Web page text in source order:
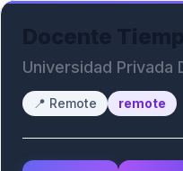
Universidad Privada
📍 Remote remote